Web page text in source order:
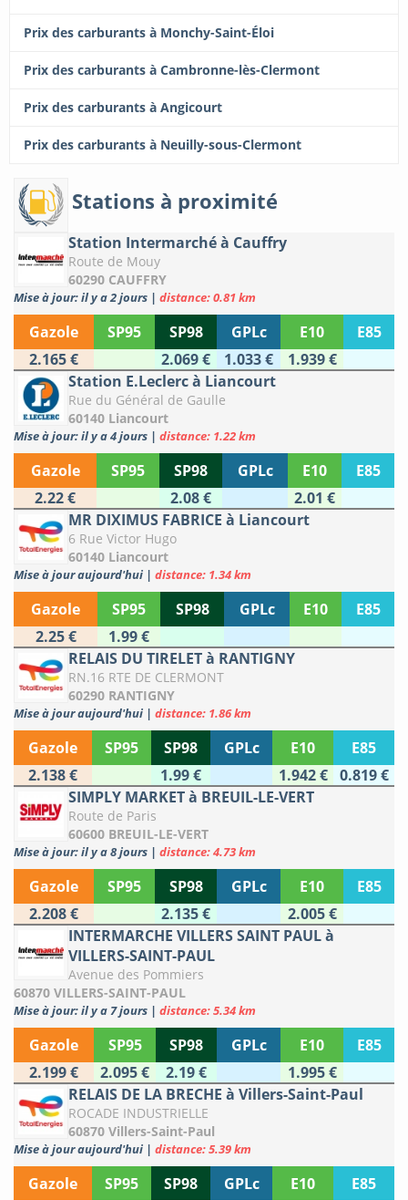
Prix des carburants à Monchy-Saint-Éloi
Prix des carburants à Cambronne-lès-Clermont
Prix des carburants à Angicourt
Prix des carburants à Neuilly-sous-Clermont
Stations à proximité
Station Intermarché à Cauffry
Route de Mouy
60290 CAUFFRY
Mise à jour: il y a 2 jours | distance: 0.81 km
Gazole SP95 SP98 GPLc E10
E85
2.165 €
2.069 € 1.033 €
1.939 €
Station E.Leclerc à Liancourt
Rue du Général de Gaulle
60140 Liancourt
Mise à jour: il y a 4 jours | distance: 1.22 km
Gazole SP95 SP98 GPLc E10
E85
2.22 €
2.08 €
2.01 €
MR DIXIMUS FABRICE à Liancourt
6 Rue Victor Hugo
60140 Liancourt
Mise à jour aujourd'hui | distance: 1.34 km
Gazole SP95 SP98 GPLc E10
E85
2.25 €
1.99 €
RELAIS DU TIRELET à RANTIGNY
RN.16 RTE DE CLERMONT
60290 RANTIGNY
Mise à jour aujourd'hui | distance: 1.86 km
Gazole SP95 SP98 GPLc E10
E85
2.138 €
1.99 € 1.942 €
0.819 €
SIMPLY MARKET à BREUIL-LE-VERT
Route de Paris
60600 BREUIL-LE-VERT
Mise à jour: il y a 8 jours | distance: 4.73 km
Gazole SP95 SP98 GPLc E10
E85
2.208 €
2.135 €
2.005 €
INTERMARCHE VILLERS SAINT PAUL à
VILLERS-SAINT-PAUL
Avenue des Pommiers
60870 VILLERS-SAINT-PAUL
Mise à jour: il y a 7 jours | distance: 5.34 km
Gazole SP95 SP98 GPLc E10
E85
2.199 €
2.095 € 2.19 €
1.995 €
RELAIS DE LA BRECHE à Villers-Saint-Paul
ROCADE INDUSTRIELLE
60870 Villers-Saint-Paul
Mise à jour aujourd'hui | distance: 5.39 km
Gazole SP95 SP98 GPLc E10
E85